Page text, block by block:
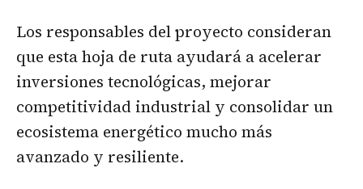
Los responsables del proyecto consideran
que esta hoja de ruta ayudará a acelerar
inversiones tecnológicas, mejorar
competitividad industrial y consolidar un
ecosistema energético mucho más
avanzado y resiliente.